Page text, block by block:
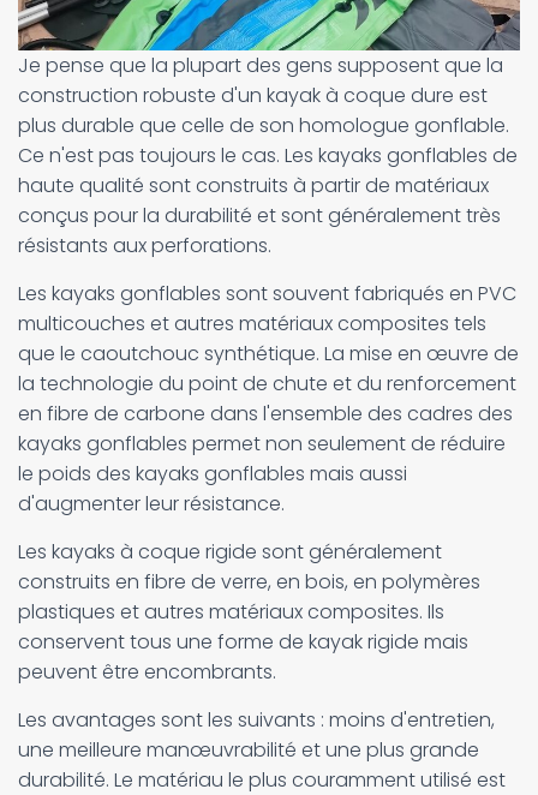
Je pense que la plupart des gens supposent que la
construction robuste d'un kayak à coque dure est
plus durable que celle de son homologue gonflable.
Ce n'est pas toujours le cas. Les kayaks gonflables de
haute qualité sont construits à partir de matériaux
conçus pour la durabilité et sont généralement très
résistants aux perforations.
Les kayaks gonflables sont souvent fabriqués en PVC
multicouches et autres matériaux composites tels
que le caoutchouc synthétique. La mise en œuvre de
la technologie du point de chute et du renforcement
en fibre de carbone dans l'ensemble des cadres des
kayaks gonflables permet non seulement de réduire
le poids des kayaks gonflables mais aussi
d'augmenter leur résistance.
Les kayaks à coque rigide sont généralement
construits en fibre de verre, en bois, en polymères
plastiques et autres matériaux composites. Ils
conservent tous une forme de kayak rigide mais
peuvent être encombrants.
Les avantages sont les suivants : moins d'entretien,
une meilleure manœuvrabilité et une plus grande
durabilité. Le matériau le plus couramment utilisé est